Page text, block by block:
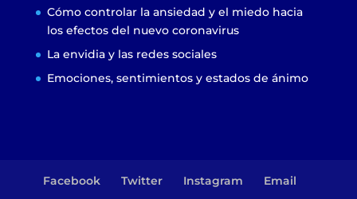
Cómo controlar la ansiedad y el miedo hacia
los efectos del nuevo coronavirus
La envidia y las redes sociales
Emociones, sentimientos y estados de ánimo
Facebook Twitter Instagram Email